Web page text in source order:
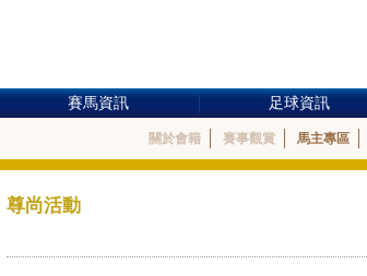
賽馬資訊 足球資訊
關於會籍 賽事觀賞 馬主專區
尊尚活動